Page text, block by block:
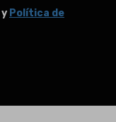
y Política de